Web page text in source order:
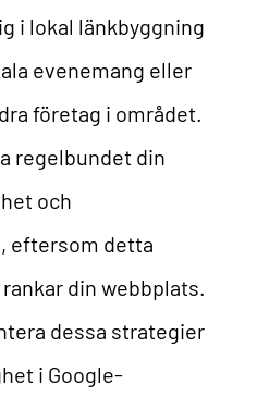
i lokal länkbyggning
evenemang eller
företag i området.
regelbundet din
och
eftersom detta
din webbplats.
dessa strategier
i Google-